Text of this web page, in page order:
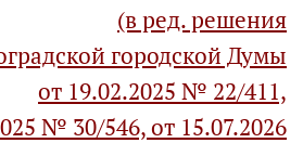
(в ред. решения
городской Думы
от 19.02.2025 № 22/411,
№ 30/546, от 15.07.2026